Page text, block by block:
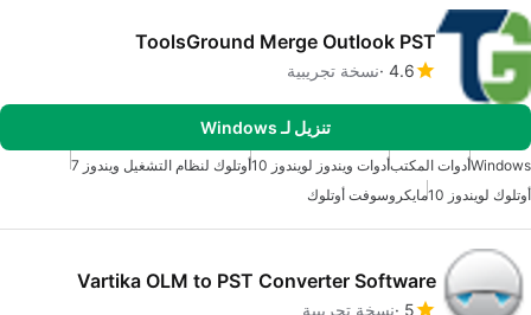
ToolsGround Merge Outlook PST
4.6 نسخة تجريبية
تنزيل لـ Windows
Windowsأدوات المكتبأدوات ويندوز لويندوز 10
أوتلوك لنظام التشغيل ويندوز 7
أوتلوك لويندوز 10
مايكروسوفت أوتلوك
Vartika OLM to PST Converter Software
5 نسخة تجريبية